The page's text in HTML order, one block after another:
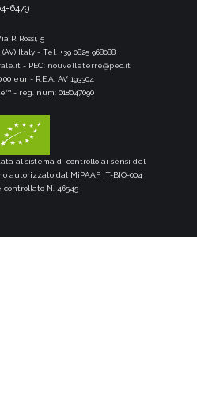
6479
P. Rossi, 5
Italy - Tel. +39 0825 968088
- PEC: nouvelleterre@pec.it
eur - R.E.A. AV 193304
- reg. num: 018047090
al sistema di controllo ai sensi del
autorizzato dal MiPAAF IT-BIO-004
controllato N. 46545